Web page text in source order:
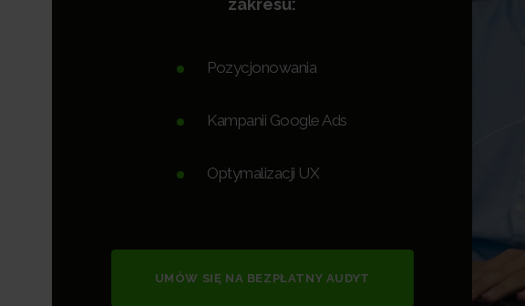
zakresu:
Pozycjonowania
Kampanii Google Ads
Optymalizacji UX
UMÓW SIĘ NA BEZPŁATNY AUDYT